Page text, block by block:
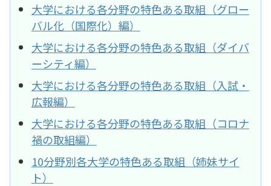
大学における各分野の特色ある取組（グロー
バル化（国際化）編）
大学における各分野の特色ある取組（ダイバ
ーシティ編）
大学における各分野の特色ある取組（入試・
広報編）
大学における各分野の特色ある取組（コロナ
禍の取組編）
10分野別各大学の特色ある取組（姉妹サイ
ト）